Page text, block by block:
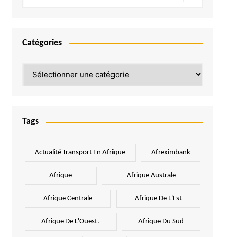
Catégories
Tags
Actualité Transport En Afrique Afreximbank
Afrique Afrique Australe
Afrique Centrale Afrique De L'Est
Afrique De L'Ouest. Afrique Du Sud